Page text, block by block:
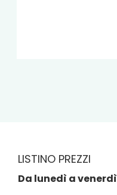
LISTINO PREZZI
Da lunedì a venerdì